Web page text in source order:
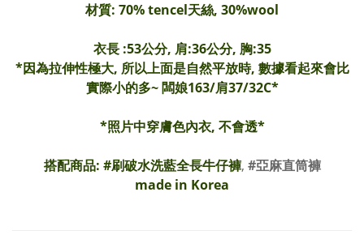
材質: 70% tencel天絲, 30%wool
衣長 :53公分, 肩:36公分, 胸:35
*因為拉伸性極大, 所以上面是自然平放時, 數據看起來會比
實際小的多~ 闆娘163/肩37/32C*
*照片中穿膚色內衣, 不會透*
搭配商品: #刷破水洗藍全長牛仔褲, #亞麻直筒褲
made in Korea